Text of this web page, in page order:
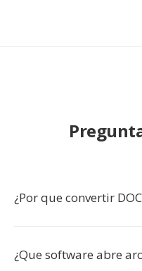
¿Por que convertir
¿Que software abre